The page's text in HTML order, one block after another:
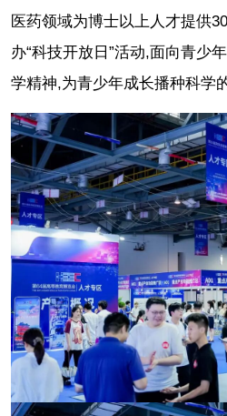
医药领域为博士以上人才提供
办“科技开放日”活动,面向青少
学精神,为青少年成长播种科学